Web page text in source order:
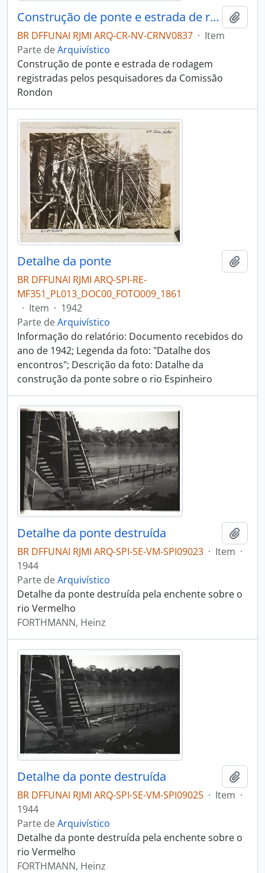
Construção de ponte e estrada de rodagem
BR DFFUNAI RJMI ARQ-CR-NV-CRNV0837 · Item
Parte deArquivístico
Construção de ponte e estrada de rodagem
registradas pelos pesquisadores da Comissão
Rondon
Detalhe da ponte
BR DFFUNAI RJMI ARQ-SPI-RE-
MF351_PL013_DOC00_FOTO009_1861
· Item · 1942
Parte deArquivístico
Informação do relatório: Documento recebidos do
ano de 1942; Legenda da foto: "Datalhe dos
encontros"; Descrição da foto: Datalhe da
construção da ponte sobre o rio Espinheiro
Detalhe da ponte destruída
BR DFFUNAI RJMI ARQ-SPI-SE-VM-SPI09023 · Item ·
1944
Parte deArquivístico
Detalhe da ponte destruída pela enchente sobre o
rio Vermelho
FORTHMANN, Heinz
Detalhe da ponte destruída
BR DFFUNAI RJMI ARQ-SPI-SE-VM-SPI09025 · Item ·
1944
Parte deArquivístico
Detalhe da ponte destruída pela enchente sobre o
rio Vermelho
FORTHMANN, Heinz